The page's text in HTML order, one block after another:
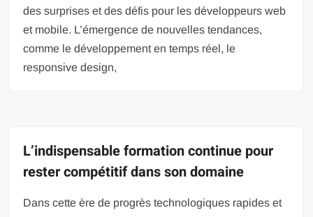
des surprises et des défis pour les développeurs web
et mobile. L’émergence de nouvelles tendances,
comme le développement en temps réel, le
responsive design,
L’indispensable formation continue pour
rester compétitif dans son domaine
Dans cette ère de progrès technologiques rapides et